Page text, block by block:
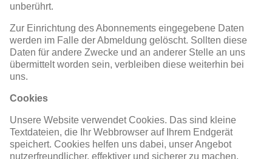
unberührt.
Zur Einrichtung des Abonnements eingegebene Daten
werden im Falle der Abmeldung gelöscht. Sollten diese
Daten für andere Zwecke und an anderer Stelle an uns
übermittelt worden sein, verbleiben diese weiterhin bei
uns.
Cookies
Unsere Website verwendet Cookies. Das sind kleine
Textdateien, die Ihr Webbrowser auf Ihrem Endgerät
speichert. Cookies helfen uns dabei, unser Angebot
nutzerfreundlicher, effektiver und sicherer zu machen.